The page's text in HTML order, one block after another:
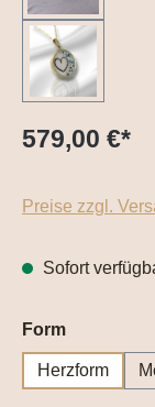
579,00 €*
Preise zzgl.
Sofort
Formauswählen
Herzform